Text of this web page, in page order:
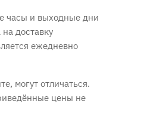
часы и выходные дни
доставку
ежедневно
могут отличаться.
цены не